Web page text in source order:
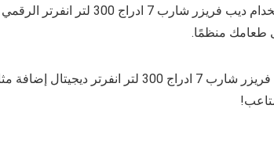
قم بترقية الفريزر الخاص بك
بفضل ميزة توفير الطاقة يعد ديب فريزر شارب 7 ادراج